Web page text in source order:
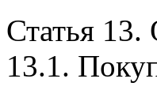
Статья
13.1.